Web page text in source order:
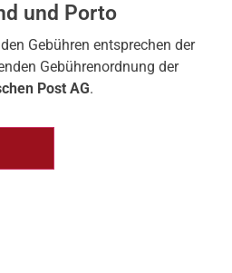
und Porto
Gebühren entsprechen der
Gebührenordnung der
Post AG.